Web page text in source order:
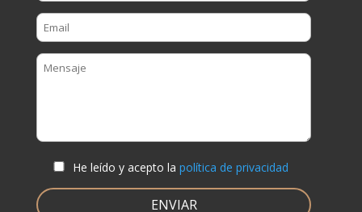
He leído y acepto la política de privacidad